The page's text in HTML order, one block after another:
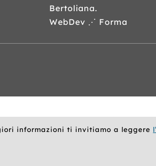
informazioni ti invitiamo a leggere
Bertoliana.
WebDev ⋰ Forma